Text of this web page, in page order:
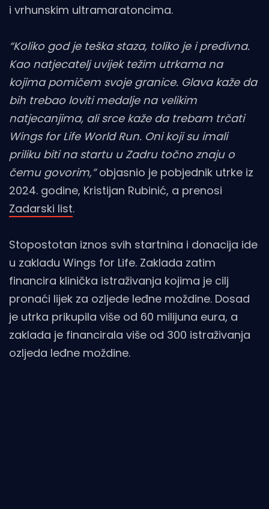
i vrhunskim ultramaratoncima.
“Koliko god je teška staza, toliko je i predivna.
Kao natjecatelj uvijek težim utrkama na
kojima pomičem svoje granice. Glava kaže da
bih trebao loviti medalje na velikim
natjecanjima, ali srce kaže da trebam trčati
Wings for Life World Run. Oni koji su imali
priliku biti na startu u Zadru točno znaju o
čemu govorim,”objasnio je pobjednik utrke iz
2024. godine, Kristijan Rubinić, a prenosi
Zadarski list.
Stopostotan iznos svih startnina i donacija ide
u zakladu Wings for Life. Zaklada zatim
financira klinička istraživanja kojima je cilj
pronaći lijek za ozljede leđne moždine. Dosad
je utrka prikupila više od 60 milijuna eura, a
zaklada je financirala više od 300 istraživanja
ozljeda leđne moždine.